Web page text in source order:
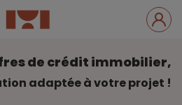
de crédit immobilier,
adaptée à votre projet !